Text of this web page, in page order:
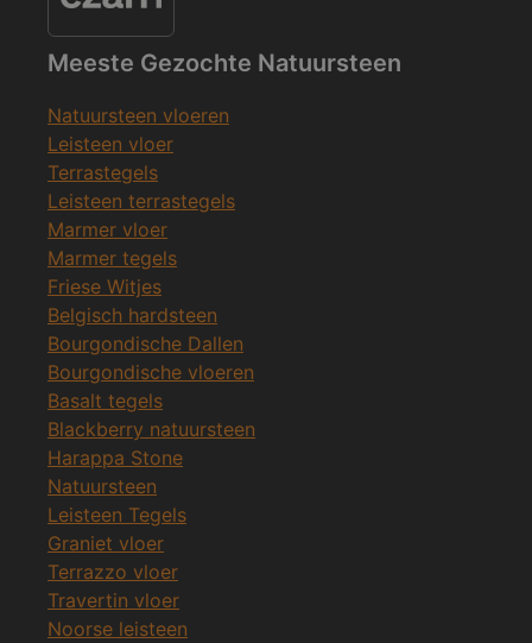
Meeste Gezochte Natuursteen
Natuursteen vloeren
Leisteen vloer
Terrastegels
Leisteen terrastegels
Marmer vloer
Marmer tegels
Friese Witjes
Belgisch hardsteen
Bourgondische Dallen
Bourgondische vloeren
Basalt tegels
Blackberry natuursteen
Harappa Stone
Natuursteen
Leisteen Tegels
Graniet vloer
Terrazzo vloer
Travertin vloer
Noorse leisteen